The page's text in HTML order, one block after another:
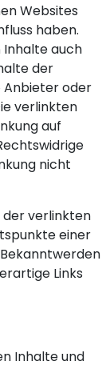
Websites
haben.
Inhalte auch
der
Anbieter oder
verlinkten
auf
nicht
verlinkten
einer
Links
Inhalte und